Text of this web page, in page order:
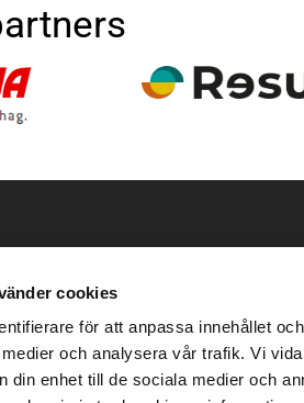
cookies
för att anpassa innehållet
och analysera vår trafik. Vi
din enhet till de sociala medier och